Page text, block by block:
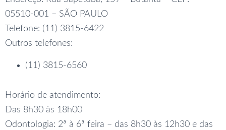
05510-001 – SÃO PAULO
Telefone: (11) 3815-6422
Outros telefones:
(11) 3815-6560
Horário de atendimento:
Das 8h30 às 18h00
Odontologia: 2ª à 6ª feira – das 8h30 às 12h30 e das